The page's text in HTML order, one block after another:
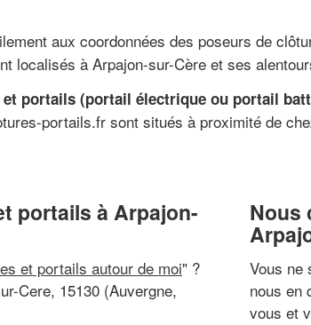
aux coordonnées des poseurs de
localisés à Arpajon-sur-Cère et ses
portails (portail électrique ou portail
portails.fr sont situés à proximité de
portails à Arpajon-
et portails autour de moi" ?
Cere, 15130 (Auvergne,
Nous
Vous ne
nous en
vous et